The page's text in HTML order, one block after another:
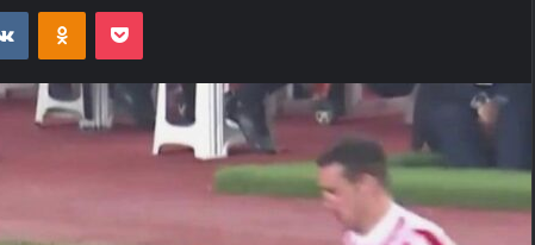
VKontakteOdnoklassniki
Pocket